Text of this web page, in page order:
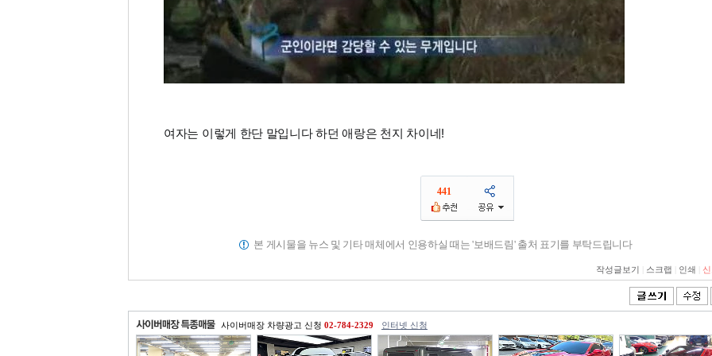
여자는 이렇게 한단 말입니다 하던 애랑은 천지 차이네!
441
본 게시물을 뉴스 및 기타 매체에서 인용하실 때는 '보배드림' 출처 표기를 부탁드립니다
작성글보기 스크랩 인쇄
사이버매장 차량광고 신청 02-784-2329 인터넷 신청